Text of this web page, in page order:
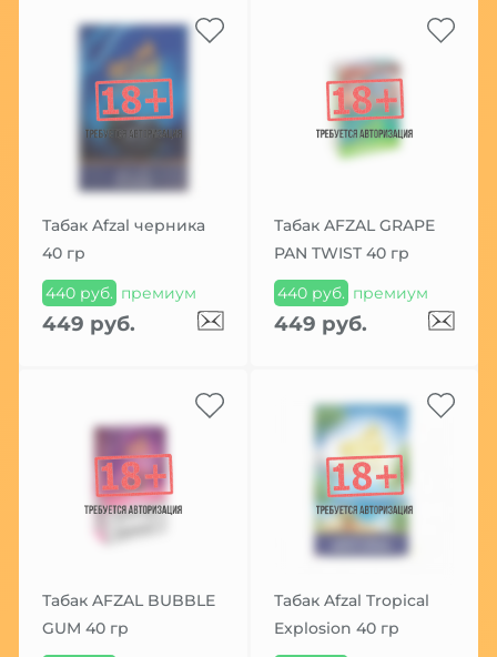
Табак Afzal черника
40 гр
440 руб. премиум
449 руб.
Табак AFZAL GRAPE
PAN TWIST 40 гр
440 руб. премиум
449 руб.
Табак AFZAL BUBBLE
GUM 40 гр
Табак Afzal Tropical
Explosion 40 гр